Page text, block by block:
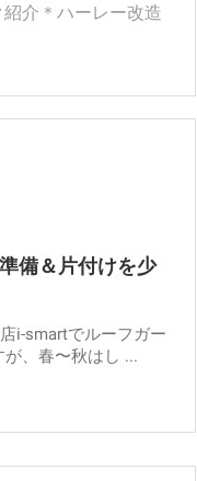
介＊ハーレー改造
備＆片付けを少
i-smartでルーフガー
、春〜秋はし ...